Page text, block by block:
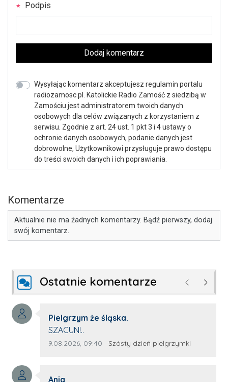
Podpis
Dodaj komentarz
Wysyłając komentarz akceptujesz regulamin portalu
radiozamosc.pl. Katolickie Radio Zamość z siedzibą w
Zamościu jest administratorem twoich danych
osobowych dla celów związanych z korzystaniem z
serwisu. Zgodnie z art. 24 ust. 1 pkt 3 i 4 ustawy o
ochronie danych osobowych, podanie danych jest
dobrowolne, Użytkownikowi przysługuje prawo dostępu
do treści swoich danych i ich poprawiania.
Komentarze
Aktualnie nie ma żadnych komentarzy. Bądź pierwszy, dodaj
swój komentarz.
Ostatnie komentarze Poprzednie
Autor komentarza:
Pielgrzym że śląska.
Treść komentarza:
SZACUN!..
Data dodania komentarza:
9.08.2026, 09:40 Źródło komentarza:
Szósty dzień pielgrzymki
Autor komentarza:
Ania